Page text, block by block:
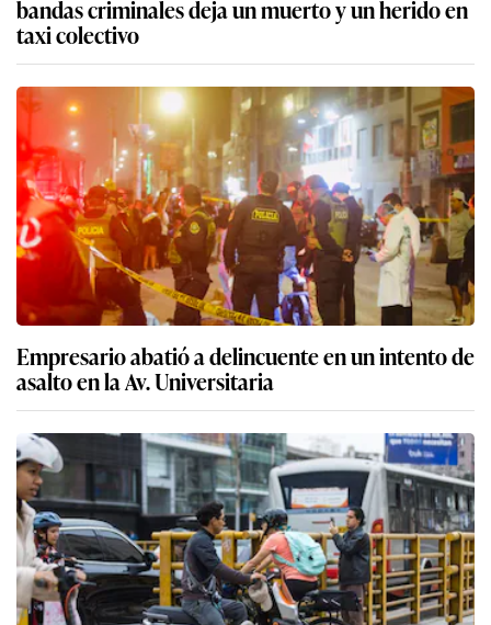
bandas criminales deja un muerto y un herido en
taxi colectivo
Empresario abatió a delincuente en un intento de
asalto en la Av. Universitaria